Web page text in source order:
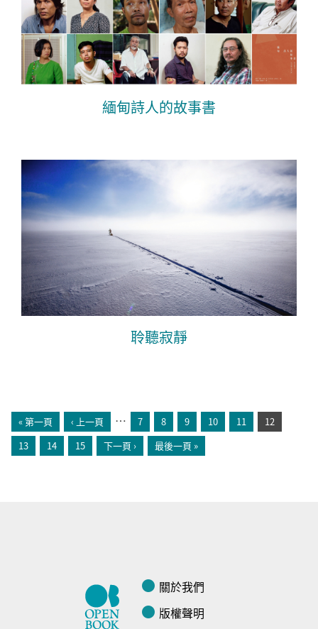
緬甸詩人的故事書
聆聽寂靜
« 第一頁 ‹ 上一頁 … 7 8 9 10 11
12
13
14 15 下一頁 › 最後一頁 »
關於我們
版權聲明